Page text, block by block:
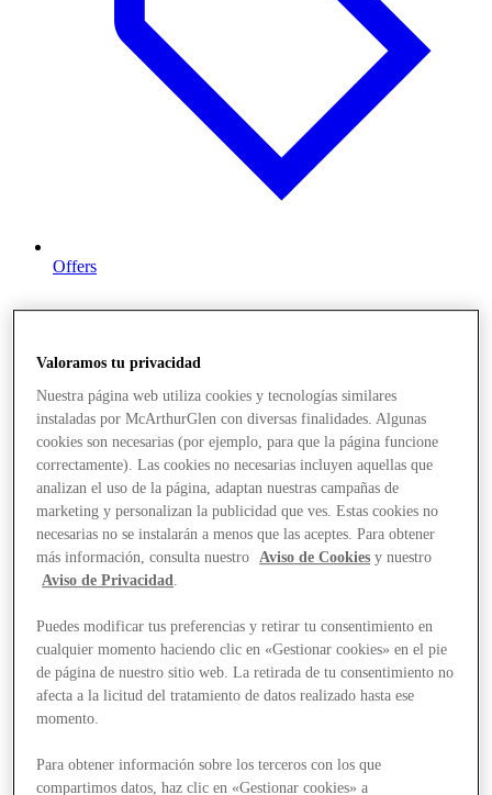
Offers
Visit
Valoramos tu privacidad
Nuestra página web utiliza cookies y tecnologías similares
instaladas por McArthurGlen con diversas finalidades. Algunas
cookies son necesarias (por ejemplo, para que la página funcione
correctamente). Las cookies no necesarias incluyen aquellas que
analizan el uso de la página, adaptan nuestras campañas de
marketing y personalizan la publicidad que ves. Estas cookies no
necesarias no se instalarán a menos que las aceptes. Para obtener
más información, consulta nuestro
Aviso de Cookies y nuestro
Aviso de Privacidad
Puedes modificar tus preferencias y retirar tu consentimiento en
cualquier momento haciendo clic en «Gestionar cookies» en el pie
de página de nuestro sitio web. La retirada de tu consentimiento no
afecta a la licitud del tratamiento de datos realizado hasta ese
momento.
Para obtener información sobre los terceros con los que
compartimos datos, haz clic en «Gestionar cookies» a